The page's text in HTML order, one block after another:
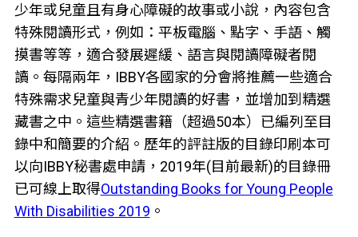
少年或兒童且有身心障礙的故事或小說，內容包含
特殊閱讀形式，例如：平板電腦、點字、手語、觸
摸書等等，適合發展遲緩、語言與閱讀障礙者閱
讀。每隔兩年，IBBY各國家的分會將推薦一些適合
特殊需求兒童與青少年閱讀的好書，並增加到精選
藏書之中。這些精選書籍（超過50本）已編列至目
錄中和簡要的介紹。歷年的評註版的目錄印刷本可
以向IBBY秘書處申請，2019年(目前最新)的目錄冊
已可線上取得Outstanding Books for Young People
With Disabilities 2019 。